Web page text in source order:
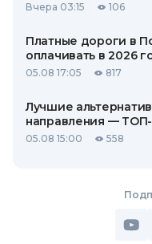
Вчера 03:15 106
Платные дороги в
оплачивать в 2026
05.08 17:05 817
Лучшие
направления — ТОП-
05.08 15:00 558